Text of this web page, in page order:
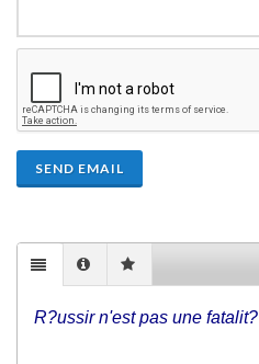
SEND EMAIL
R?ussir n'est pas une fatalit?